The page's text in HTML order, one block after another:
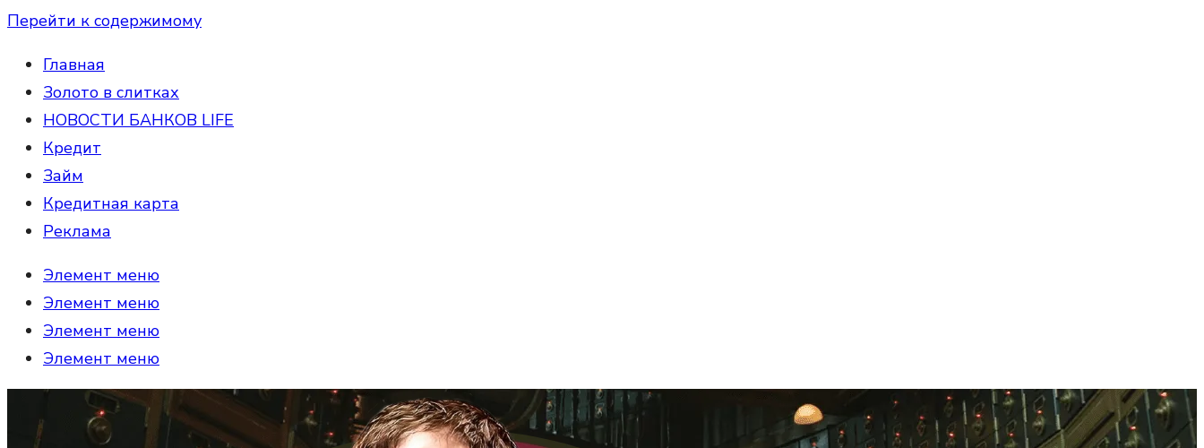
Перейти к содержимому
Главная
Золото в слитках
НОВОСТИ БАНКОВ LIFE
Кредит
Займ
Кредитная карта
Реклама
Элемент меню
Элемент меню
Элемент меню
Элемент меню